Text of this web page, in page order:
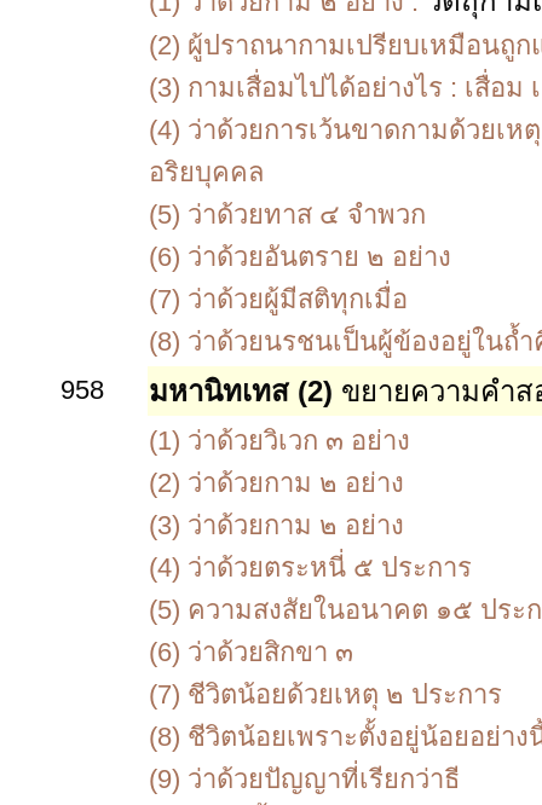
(2) ผู้ปราถนากามเปรียบเหมือนถู
(3) กามเสื่อมไปได้อย่างไร : เสื่อม
(4) ว่าด้วยการเว้นขาดกามด้วยเ
อริยบุคคล
(5) ว่าด้วยทาส ๔ จำพวก
(6) ว่าด้วยอันตราย ๒ อย่าง
(7) ว่าด้วยผู้มีสติทุกเมื่อ
(8) ว่าด้วยนรชนเป็นผู้ข้องอยู่ในถ้ำ
958
มหานิทเทส (2) ขยายความคำ
(1) ว่าด้วยวิเวก ๓ อย่าง
(2) ว่าด้วยกาม ๒ อย่าง
(3) ว่าด้วยกาม ๒ อย่าง
(4) ว่าด้วยตระหนี่ ๕ ประการ
(5) ความสงสัยในอนาคต ๑๕ ประ
(6) ว่าด้วยสิกขา ๓
(7) ชีวิตน้อยด้วยเหตุ ๒ ประการ
(8) ชีวิตน้อยเพราะตั้งอยู่น้อยอย่าง
(9) ว่าด้วยปัญญาที่เรียกว่าธี